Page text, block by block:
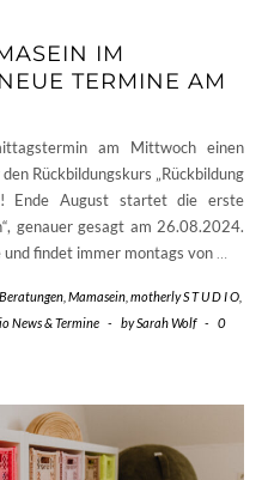
IM
TERMINE AM
am Mittwoch einen
Rückbildungskurs „Rückbildung
Ende August startet die erste
genauer gesagt am 26.08.2024.
findet immer montags von…
Mamasein motherly S T U D I O
News & Termine - bySarah Wolf -
0